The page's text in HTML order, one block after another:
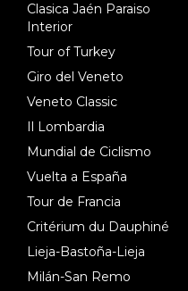
Clasica Jaén Paraiso
Interior
Tour of Turkey
Giro del Veneto
Veneto Classic
Il Lombardia
Mundial de Ciclismo
Vuelta a España
Tour de Francia
Critérium du Dauphiné
Lieja-Bastoña-Lieja
Milán-San Remo